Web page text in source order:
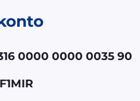
0000 0000 0035 90